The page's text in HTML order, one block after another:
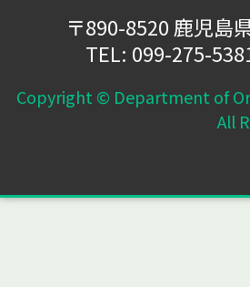
〒890-8520 鹿児島
TEL: 099-275-
Copyright © Department of
All